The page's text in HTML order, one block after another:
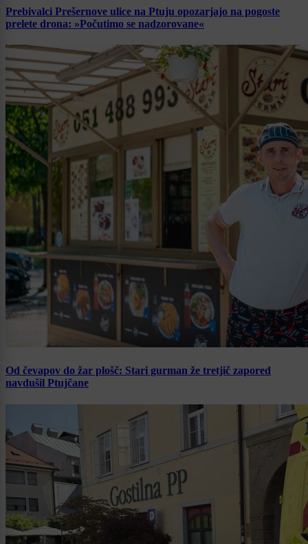
Prebivalci Prešernove ulice na Ptuju opozarjajo na pogoste
prelete drona: »Počutimo se nadzorovane«
Od čevapov do žar plošč: Stari gurman že tretjič zapored
navdušil Ptujčane